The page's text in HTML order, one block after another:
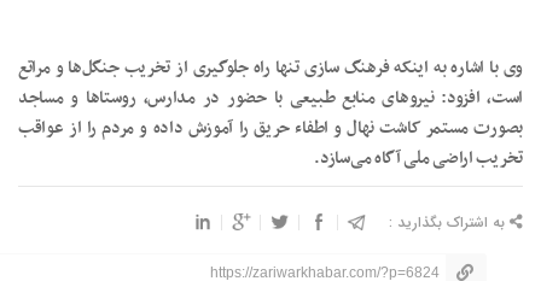
وی با اشاره به اینکه فرهنگ سازی تنها راه جلوگیری از تخریب جنگل‌ها و مراتع
است، افزود: نیروهای منابع طبیعی با حضور در مدارس، روستاها و مساجد
بصورت مستمر کاشت نهال و اطفاء حریق را آموزش داده و مردم را از عواقب
تخریب اراضی ملی آگاه می‌سازد.
به اشتراک بگذارید :
https://zariwarkhabar.com/?p=6824